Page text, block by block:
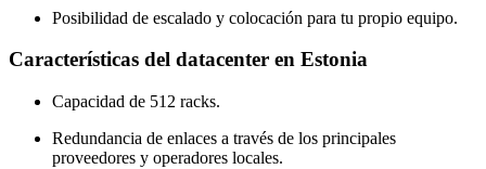
Posibilidad de escalado y colocación para tu propio equipo.
Características del datacenter en Estonia
Capacidad de 512 racks.
Redundancia de enlaces a través de los principales
proveedores y operadores locales.